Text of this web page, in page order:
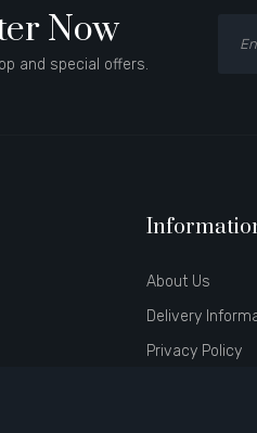
Now
and special offers.
About Us
Delivery
Privacy Policy